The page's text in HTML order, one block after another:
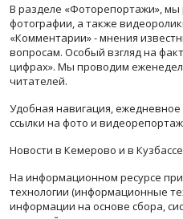
В разделе «Фоторепортажи»,
фотографии, а также
«Комментарии» - мнения
вопросам. Особый взгляд на
цифрах». Мы проводим
читателей.
Удобная навигация,
ссылки на фото и
Новости в Кемерово и в
На информационном ресурсе
технологии (информационные
информации на основе сбора,